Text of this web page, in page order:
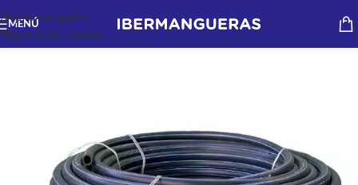
Skip to navigation
Skip to main content
MENÚ